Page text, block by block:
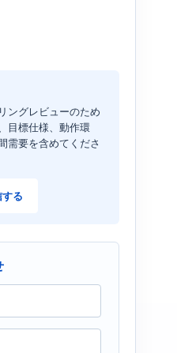
ングレビューのため
目標仕様、動作環
需要を含めてくださ
る